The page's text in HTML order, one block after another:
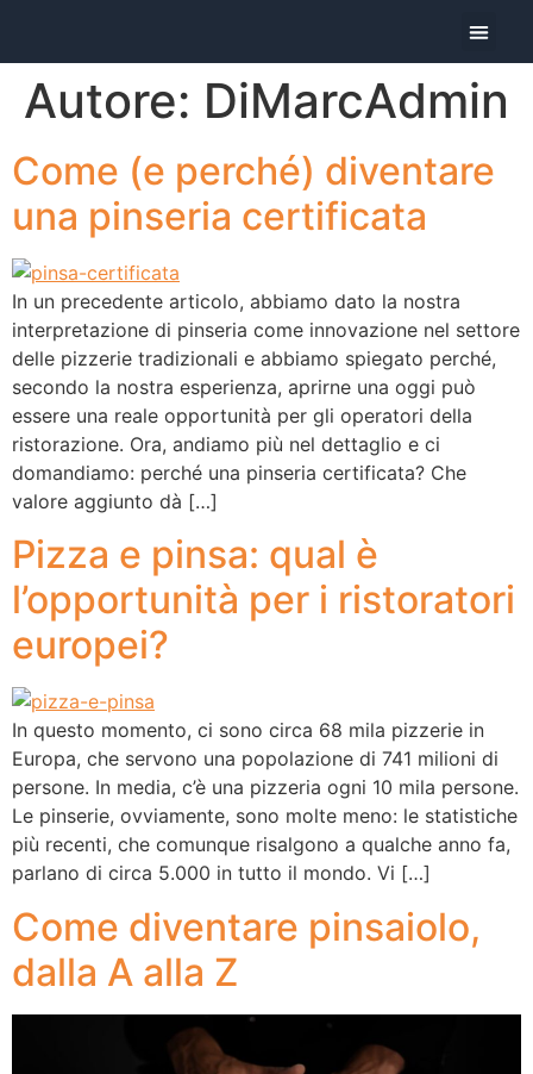
Autore: DiMarcAdmin
Come (e perché) diventare
una pinseria certificata
In un precedente articolo, abbiamo dato la nostra
interpretazione di pinseria come innovazione nel settore
delle pizzerie tradizionali e abbiamo spiegato perché,
secondo la nostra esperienza, aprirne una oggi può
essere una reale opportunità per gli operatori della
ristorazione. Ora, andiamo più nel dettaglio e ci
domandiamo: perché una pinseria certificata? Che
valore aggiunto dà […]
Pizza e pinsa: qual è
l’opportunità per i ristoratori
europei?
In questo momento, ci sono circa 68 mila pizzerie in
Europa, che servono una popolazione di 741 milioni di
persone. In media, c’è una pizzeria ogni 10 mila persone.
Le pinserie, ovviamente, sono molte meno: le statistiche
più recenti, che comunque risalgono a qualche anno fa,
parlano di circa 5.000 in tutto il mondo. Vi […]
Come diventare pinsaiolo,
dalla A alla Z